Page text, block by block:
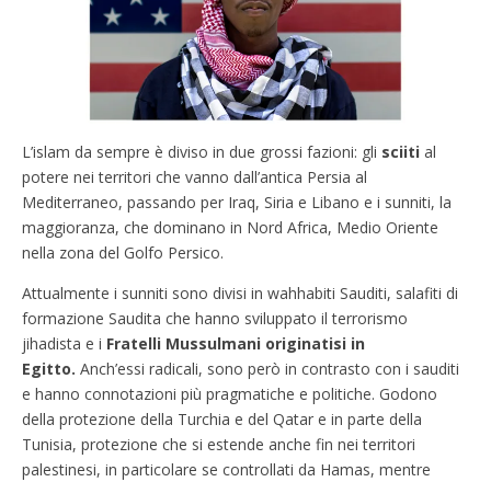
L’islam da sempre è diviso in due grossi fazioni: gli sciiti al
potere nei territori che vanno dall’antica Persia al
Mediterraneo, passando per Iraq, Siria e Libano e i sunniti, la
maggioranza, che dominano in Nord Africa, Medio Oriente
nella zona del Golfo Persico.
Attualmente i sunniti sono divisi in wahhabiti Sauditi, salafiti di
formazione Saudita che hanno sviluppato il terrorismo
jihadista e i Fratelli Mussulmani originatisi in
Egitto. Anch’essi radicali, sono però in contrasto con i sauditi
e hanno connotazioni più pragmatiche e politiche. Godono
della protezione della Turchia e del Qatar e in parte della
Tunisia, protezione che si estende anche fin nei territori
palestinesi, in particolare se controllati da Hamas, mentre